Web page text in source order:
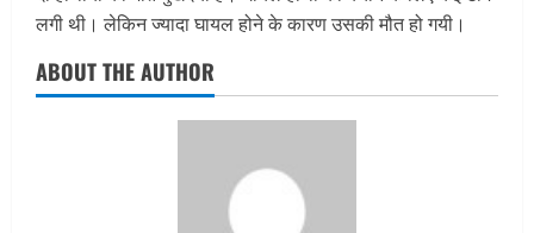
लगी थी। लेकिन ज्यादा घायल होने के कारण उसकी मौत हो गयी।
ABOUT THE AUTHOR